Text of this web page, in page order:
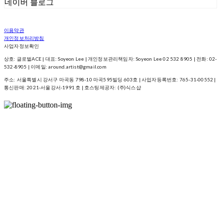
네이버 블로그
이용약관
개인정보처리방침
사업자정보확인
상호: 글로벌ACE | 대표: Soyeon Lee | 개인정보관리책임자: Soyeon Lee 02 532 8905 | 전화: 02-
532-8905 | 이메일: around.artist@gmail.com
주소: 서울특별시 강서구 마곡동 798-10 마곡595빌딩 603호 | 사업자등록번호: 765-31-00552 |
통신판매:2021-서울강서-1991 호 | 호스팅제공자: (주)식스샵